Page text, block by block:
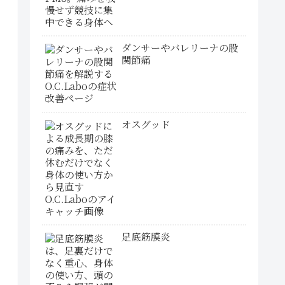
ダンサーやバレリーナの股
関節痛
オスグッド
足底筋膜炎